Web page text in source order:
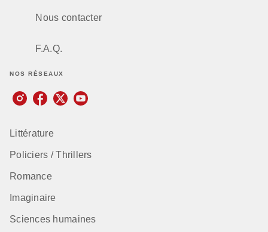
Nous contacter
F.A.Q.
NOS RÉSEAUX
Littérature
Policiers / Thrillers
Romance
Imaginaire
Sciences humaines